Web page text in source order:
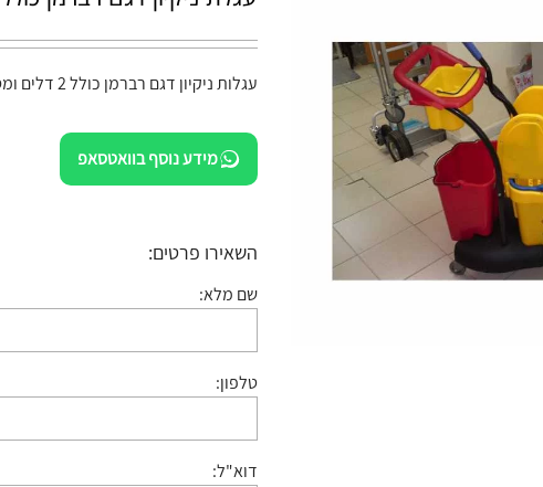
עגלות ניקיון דגם רברמן כולל 2 דלים ומסחטה
מידע נוסף בוואטסאפ
השאירו פרטים:
שם מלא:
טלפון:
דוא"ל: